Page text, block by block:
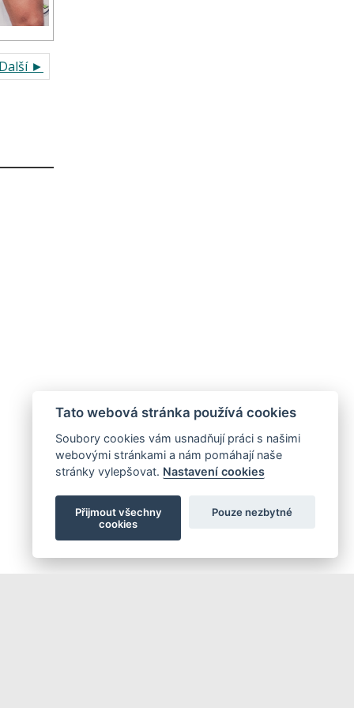
►
Tato webová stránka používá cookies
Soubory cookies vám usnadňují práci s našimi
webovými stránkami a nám pomáhají naše
stránky vylepšovat. Nastavení cookies
Přijmout všechny
cookies
Pouze nezbytné